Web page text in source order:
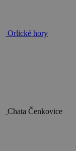
Orlické hory
Chata Čenkovice